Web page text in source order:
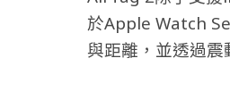
於Apple Watch
與距離，並透過